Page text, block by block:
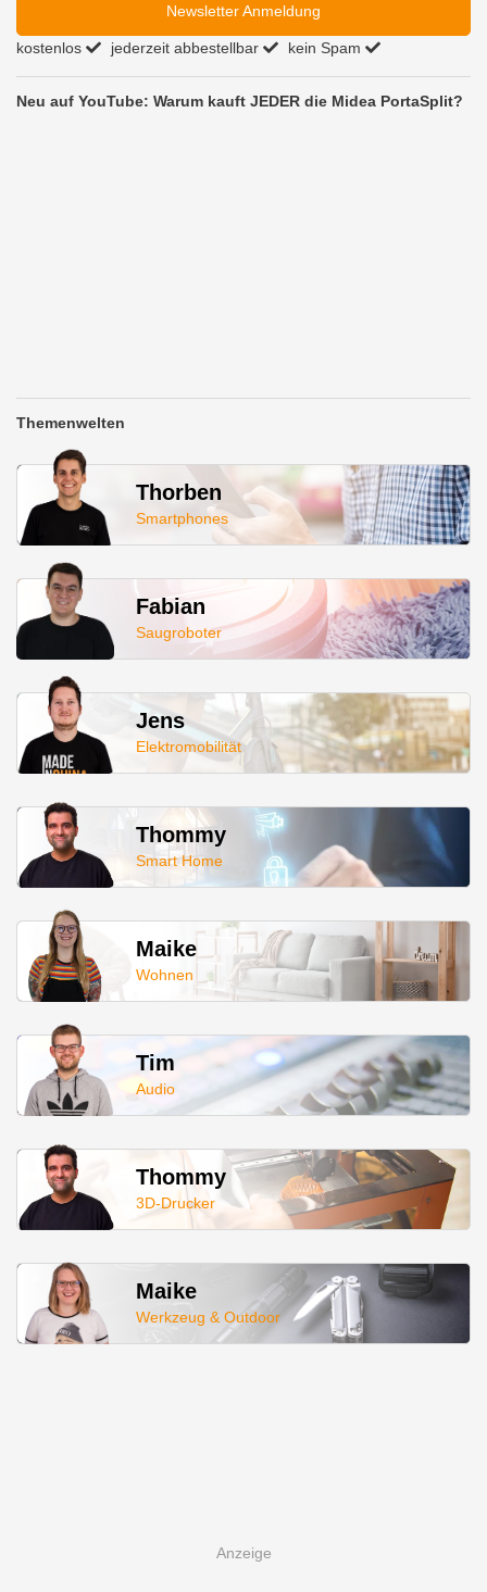
Newsletter Anmeldung
kostenlos jederzeit abbestellbar kein Spam
Neu auf YouTube: Warum kauft JEDER die Midea PortaSplit?
Themenwelten
Thorben
Smartphones
Fabian
Saugroboter
Jens
Elektromobilität
Thommy
Smart Home
Maike
Wohnen
Tim
Audio
Thommy
3D-Drucker
Maike
Werkzeug & Outdoor